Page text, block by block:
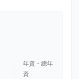
年資・總年
資